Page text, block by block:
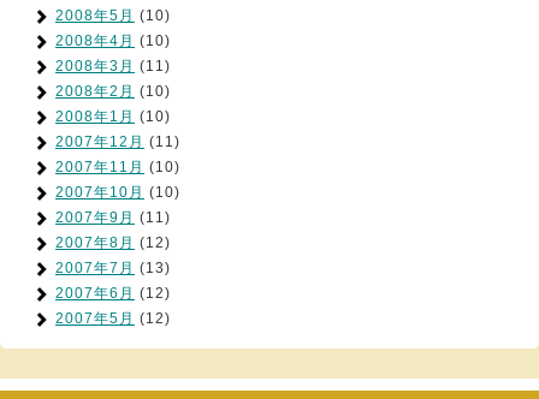
2008年5月 (10)
2008年4月 (10)
2008年3月 (11)
2008年2月 (10)
2008年1月 (10)
2007年12月 (11)
2007年11月 (10)
2007年10月 (10)
2007年9月 (11)
2007年8月 (12)
2007年7月 (13)
2007年6月 (12)
2007年5月 (12)